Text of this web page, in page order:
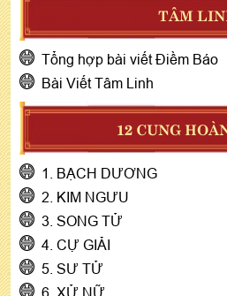
TÂM
Tổng hợp bài viết Điềm Báo
Bài Viết Tâm Linh
12 CUNG
1. BẠCH DƯƠNG
2. KIM NGƯU
3. SONG TỬ
4. CỰ GIẢI
5. SƯ TỬ
6. XỬ NỮ